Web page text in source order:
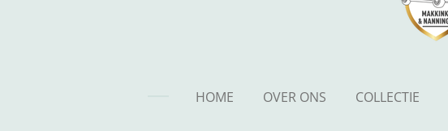
HOME OVER ONS COLLECTIE